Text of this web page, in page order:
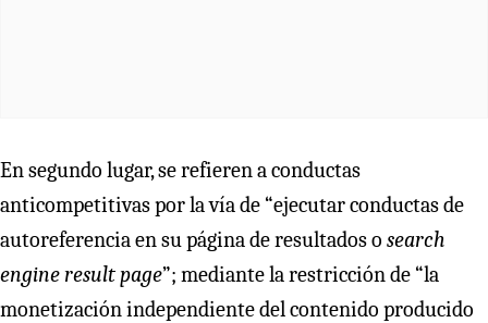
En segundo lugar, se refieren a conductas
anticompetitivas por la vía de “ejecutar conductas de
autoreferencia en su página de resultados o search
engine result page”; mediante la restricción de “la
monetización independiente del contenido producido